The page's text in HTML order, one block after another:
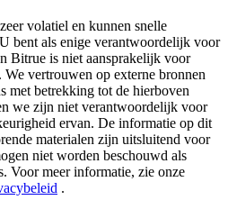
500,000 USDT
Carnival
USDT Bonus
volatiel en kunnen snelle
bent als enige verantwoordelijk voor
Bitrue is niet aansprakelijk voor
vertrouwen op externe bronnen
met betrekking tot de hierboven
we zijn niet verantwoordelijk voor
ervan. De informatie op dit
materialen zijn uitsluitend voor
niet worden beschouwd als
Voor meer informatie, zie onze
.